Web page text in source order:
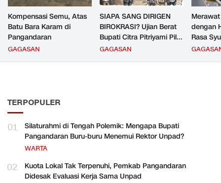
Kompensasi Semu, Atas
Batu Bara Karam di
Pangandaran
GAGASAN
SIAPA SANG DIRIGEN
BIROKRASI? Ujian Berat
Bupati Citra Pitriyami Pilih
Komandan PNS
GAGASAN
dengan
Rasa
TERPOPULER
01
Silaturahmi di Tengah Polemik: Mengapa Bupati
Pangandaran Buru-buru Menemui Rektor Unpad?
WARTA
02
Kuota Lokal Tak Terpenuhi, Pemkab Pangandaran
Didesak Evaluasi Kerja Sama Unpad